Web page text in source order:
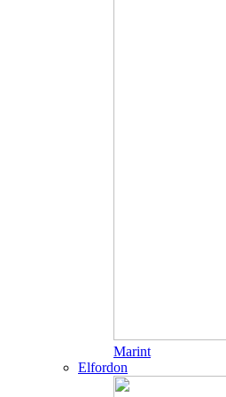
Marint
Elfordon